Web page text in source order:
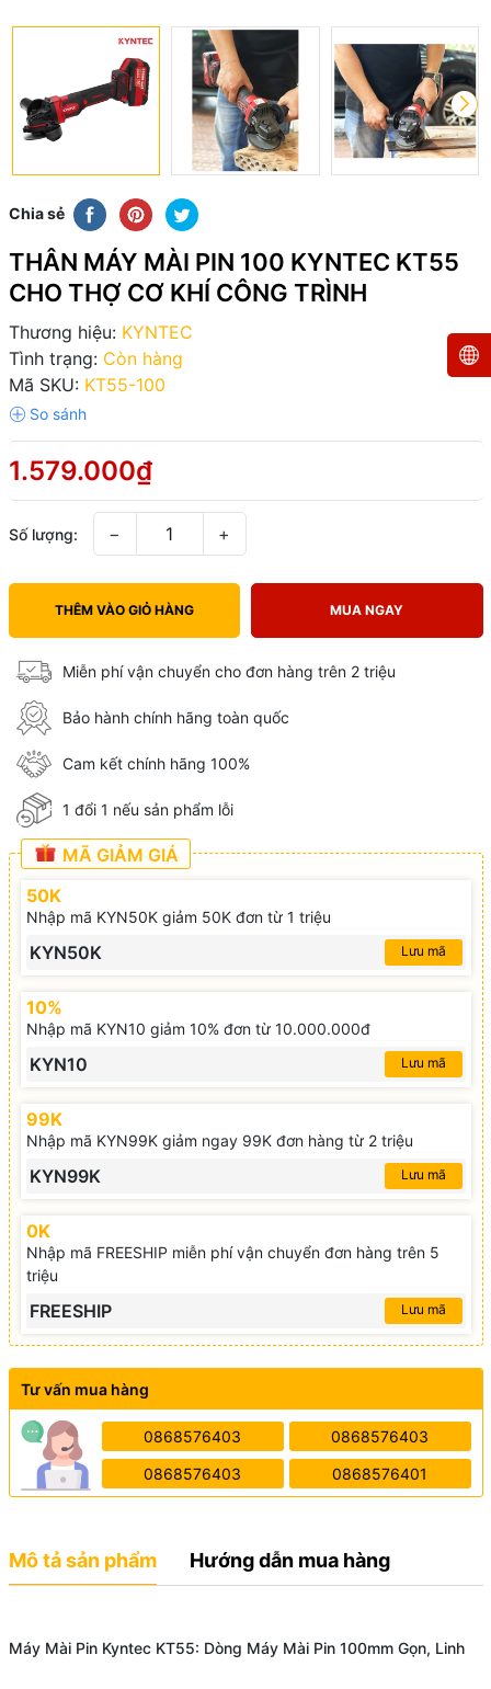
Chia sẻ
THÂN MÁY MÀI PIN 100 KYNTEC KT55
CHO THỢ CƠ KHÍ CÔNG TRÌNH
Thương hiệu: KYNTEC
Tình trạng: Còn hàng
Mã SKU: KT55-100
1.579.000₫
Số lượng: − +
THÊM VÀO GIỎ HÀNG MUA NGAY
Miễn phí vận chuyển cho đơn hàng trên 2 triệu
Bảo hành chính hãng toàn quốc
Cam kết chính hãng 100%
1 đổi 1 nếu sản phẩm lỗi
MÃ GIẢM GIÁ
50K
Nhập mã KYN50K giảm 50K đơn từ 1 triệu
KYN50K Lưu mã
10%
Nhập mã KYN10 giảm 10% đơn từ 10.000.000đ
KYN10 Lưu mã
99K
Nhập mã KYN99K giảm ngay 99K đơn hàng từ 2 triệu
KYN99K Lưu mã
0K
Nhập mã FREESHIP miễn phí vận chuyển đơn hàng trên 5
triệu
FREESHIP Lưu mã
Tư vấn mua hàng
0868576403 0868576403
0868576403 0868576401
Mô tả sản phẩm Hướng dẫn mua hàng
Máy Mài Pin Kyntec KT55: Dòng Máy Mài Pin 100mm Gọn, Linh